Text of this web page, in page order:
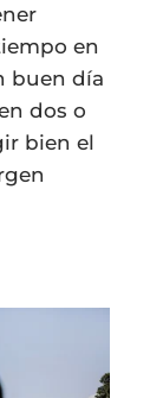
en
buen día
dos o
bien el